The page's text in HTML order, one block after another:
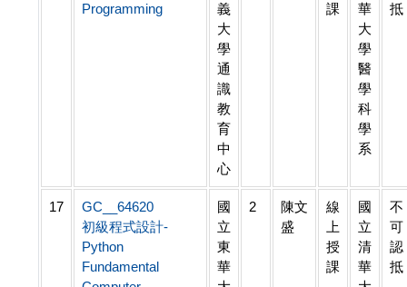
Programming
義
大
學
通
識
教
育
中
心
課
華
大
學
醫
學
科
學
系
抵
17
GC__64620
初級程式設計-
Python
Fundamental
國
立
東
華
2
陳文
盛
線
上
授
課
國
立
清
華
不
可
認
抵